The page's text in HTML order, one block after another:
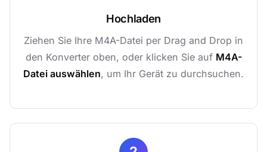
Hochladen
Ziehen Sie Ihre M4A-Datei per Drag and Drop in
den Konverter oben, oder klicken Sie auf M4A-
Datei auswählen, um Ihr Gerät zu durchsuchen.